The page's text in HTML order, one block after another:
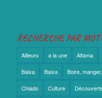
RECHERCHE PAR
Ailleurs a la une Alfama
Baixa Baixa Boire,
Chiado Culture